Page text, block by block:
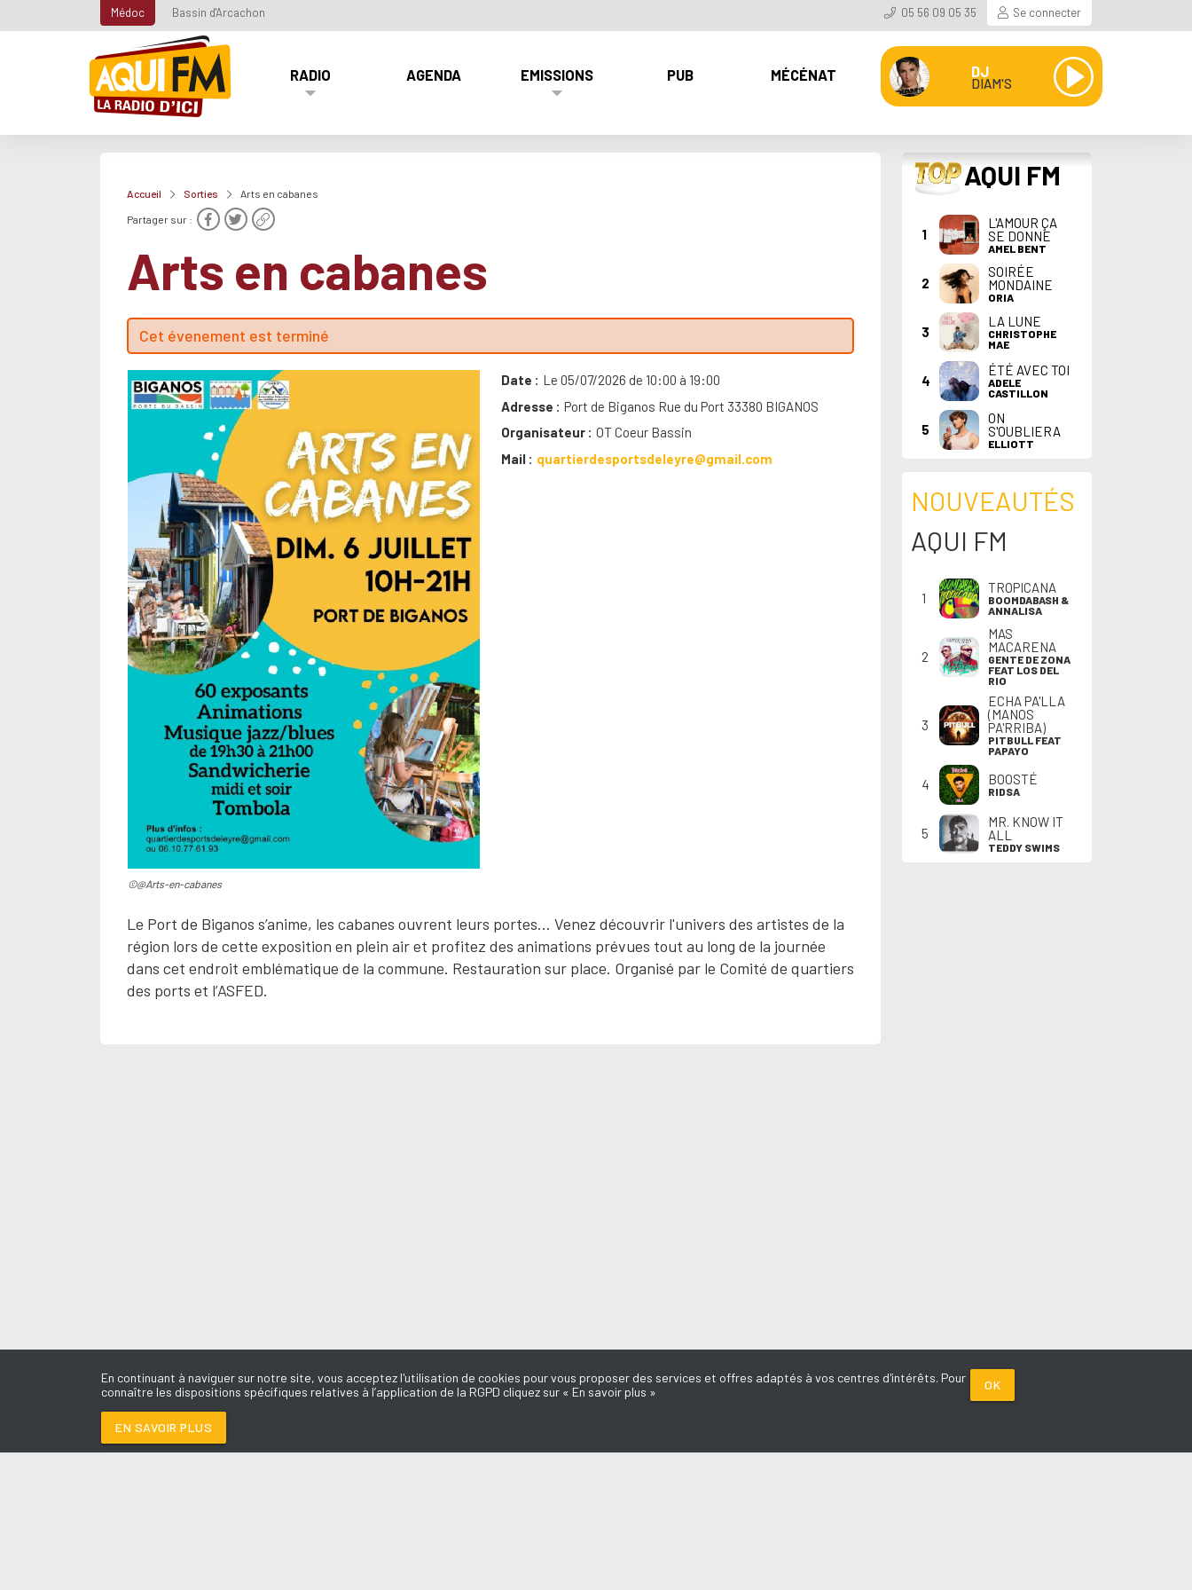
Médoc Bassin d'Arcachon 05 56 09 05 35 Se connecter
RADIO AGENDA EMISSIONS PUB MÉCÉNAT DJ
DIAM'S
Accueil Sorties Arts en cabanes
Partager sur :
Arts en cabanes
Cet évenement est terminé
©@Arts-en-cabanes
Date
Le 05/07/2026 de 10:00 à 19:00
Adresse
Port de Biganos Rue du Port 33380 BIGANOS
Organisateur
OT Coeur Bassin
Mail
quartierdesportsdeleyre@gmail.com
Le Port de Biganos s’anime, les cabanes ouvrent leurs portes... Venez découvrir l'univers des artistes de la
région lors de cette exposition en plein air et profitez des animations prévues tout au long de la journée
dans cet endroit emblématique de la commune. Restauration sur place. Organisé par le Comité de quartiers
des ports et l’ASFED.
TOP AQUI FM
1
L'AMOUR ÇA
SE DONNE
AMEL BENT
2
SOIRÉE
MONDAINE
ORIA
3
LA LUNE
CHRISTOPHE
MAE
4
ÉTÉ AVEC TOI
ADELE
CASTILLON
5
ON
S'OUBLIERA
ELLIOTT
NOUVEAUTÉS
AQUI FM
1
TROPICANA
BOOMDABASH &
ANNALISA
2
MAS
MACARENA
GENTE DE ZONA
FEAT LOS DEL
RIO
3
ECHA PA'LLA
(MANOS
PA'RRIBA)
PITBULL FEAT
PAPAYO
4 BOOSTÉ
RIDSA
5
MR. KNOW IT
ALL
TEDDY SWIMS
En continuant à naviguer sur notre site, vous acceptez l'utilisation de cookies pour vous proposer des services et offres adaptés à vos centres d'intérêts. Pour
connaître les dispositions spécifiques relatives à l’application de la RGPD cliquez sur « En savoir plus »
OK
EN SAVOIR PLUS